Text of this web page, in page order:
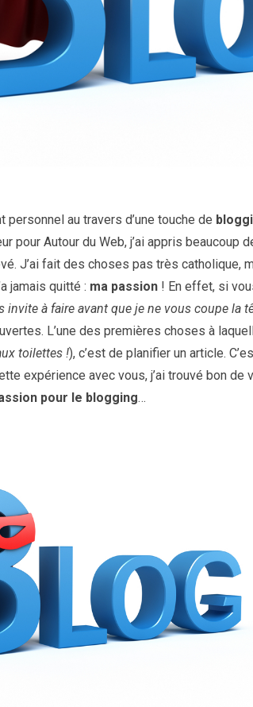
personnel au travers d’une touche de
pour Autour du Web, j’ai appris beaucoup
J’ai fait des choses pas très catholique,
jamais quitté : ma passion ! En effet, si
invite à faire avant que je ne vous coupe la
L’une des premières choses à
toilettes !), c’est de planifier un article.
expérience avec vous, j’ai trouvé bon de
pour le blogging…